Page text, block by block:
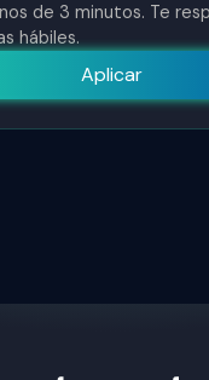
de 3 minutos. Te
hábiles.
Aplicar